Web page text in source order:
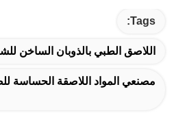
Tags:
اللاصق الطبي بالذوبان الساخن
مصنعي المواد اللاصقة الحساسة